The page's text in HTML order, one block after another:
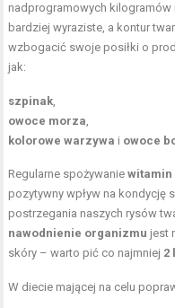
nadprogramowych
bardziej wyraziste, a kontur
wzbogacić swoje posiłki o
jak:
szpinak,
owoce morza,
kolorowe warzywa i owoce
Regularne spożywaniewitamin
pozytywny wpływ na kondycję
postrzegania naszych rysów
nawodnienie organizmu jest
skóry – warto pić co najmniej 2
W diecie mającej na celu